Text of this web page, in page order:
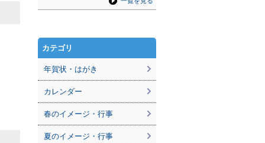
カテゴリ
年賀状・はがき
カレンダー
春のイメージ・行事
夏のイメージ・行事